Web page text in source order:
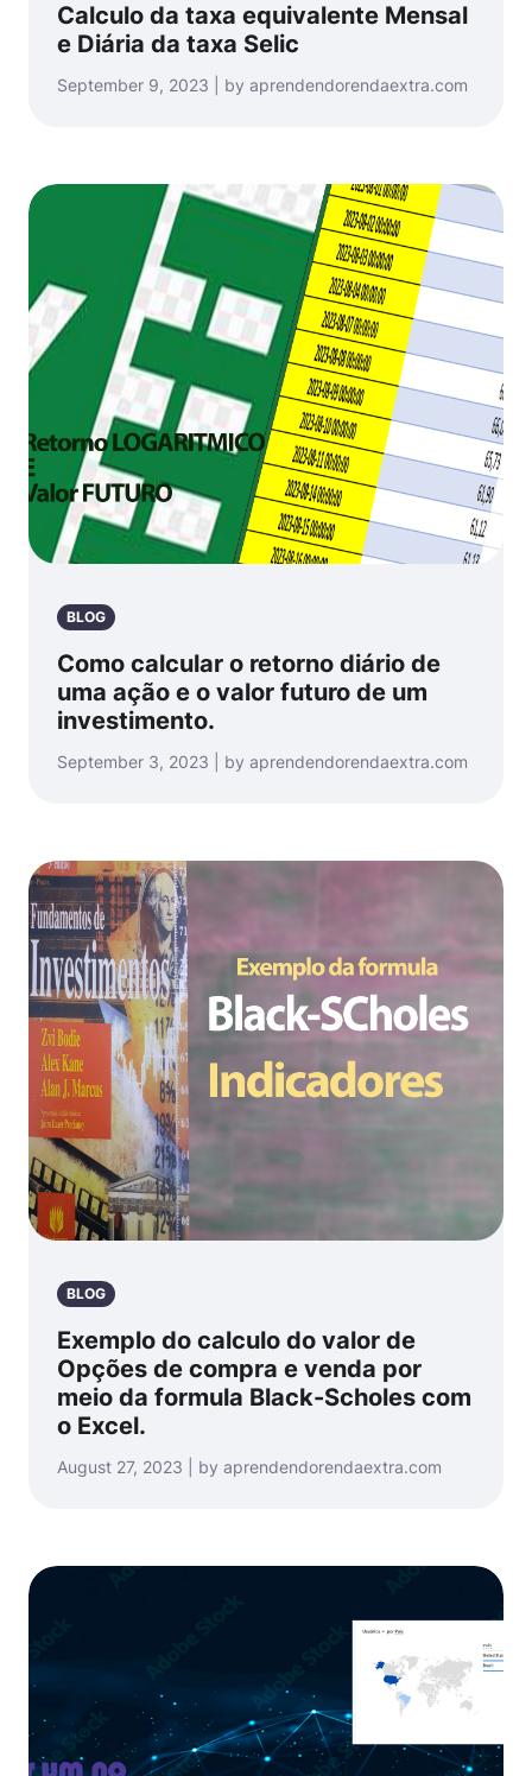
Calculo da taxa equivalente Mensal
e Diária da taxa Selic
September 9, 2023 | by aprendendorendaextra.com
BLOG
Como calcular o retorno diário de
uma ação e o valor futuro de um
investimento.
September 3, 2023 | by aprendendorendaextra.com
BLOG
Exemplo do calculo do valor de
Opções de compra e venda por
meio da formula Black-Scholes com
o Excel.
August 27, 2023 | by aprendendorendaextra.com